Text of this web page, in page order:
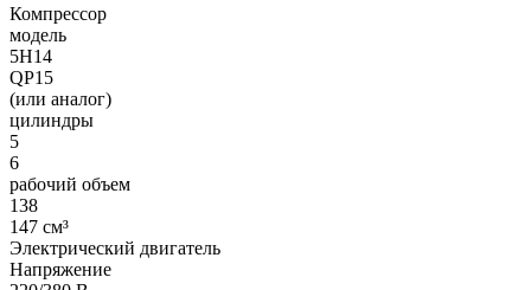
Компрессор
модель
5H14
QP15
(или аналог)
цилиндры
5
6
рабочий объем
138
147 см³
Электрический двигатель
Напряжение